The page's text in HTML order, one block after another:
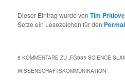
Dieser Eintrag wurde vonTim Pritlove
Setze ein Lesezeichen für den
8 KOMMENTARE ZU „FG035 SCIENCE
WISSENSCHAFTSKOMMUNIKATION“